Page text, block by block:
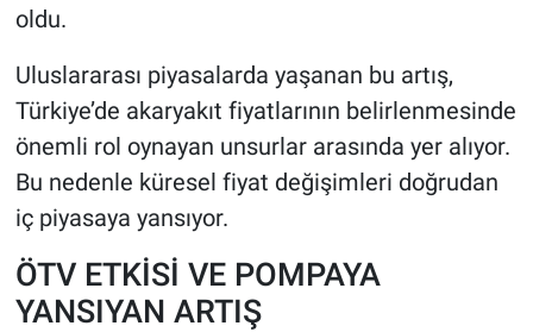
oldu.
Uluslararası piyasalarda yaşanan bu artış,
Türkiye’de akaryakıt fiyatlarının belirlenmesinde
önemli rol oynayan unsurlar arasında yer alıyor.
Bu nedenle küresel fiyat değişimleri doğrudan
iç piyasaya yansıyor.
ÖTV ETKİSİ VE POMPAYA
YANSIYAN ARTIŞ